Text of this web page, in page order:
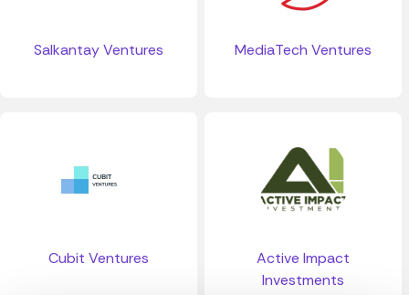
Salkantay Ventures MediaTech Ventures
Cubit Ventures
Active Impact
Investments